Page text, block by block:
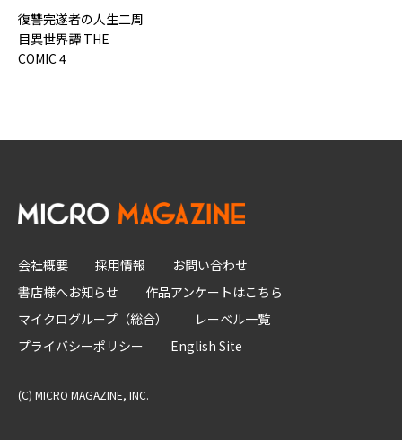
復讐完遂者の人生二周
目異世界譚 THE
COMIC 4
会社概要 採用情報
お問い合わせ
書店様へお知らせ
作品アンケートはこちら
マイクログループ（総合）
レーベル一覧
プライバシーポリシー
English Site
(C) MICRO MAGAZINE, INC.